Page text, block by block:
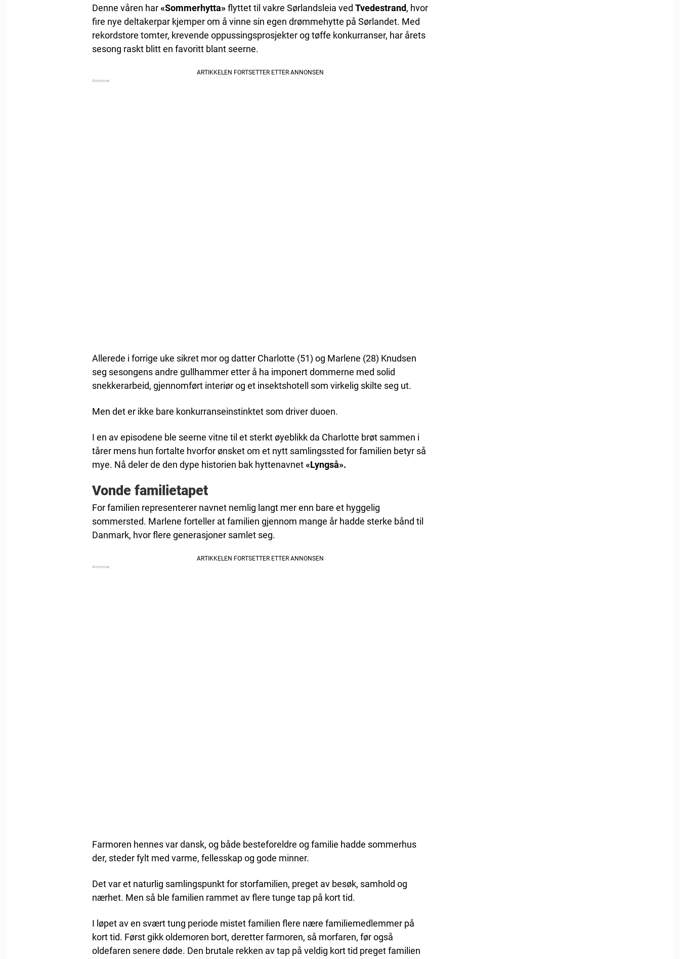
Denne våren har«Sommerhytta»flyttet til vakre Sørlandsleia ved Tvedestrand, hvor
fire nye deltakerpar kjemper om å vinne sin egen drømmehytte på Sørlandet. Med
rekordstore tomter, krevende oppussingsprosjekter og tøffe konkurranser, har årets
sesong raskt blitt en favoritt blant seerne.
Allerede i forrige uke sikret mor og datter Charlotte (51) og Marlene (28) Knudsen
seg sesongens andre gullhammer etter å ha imponert dommerne med solid
snekkerarbeid, gjennomført interiør og et insektshotell som virkelig skilte seg ut.
Men det er ikke bare konkurranseinstinktet som driver duoen.
I en av episodene ble seerne vitne til et sterkt øyeblikk da Charlotte brøt sammen i
tårer mens hun fortalte hvorfor ønsket om et nytt samlingssted for familien betyr så
mye. Nå deler de den dype historien bak hyttenavnet«Lyngså».
Vonde familietapet
For familien representerer navnet nemlig langt mer enn bare et hyggelig
sommersted. Marlene forteller at familien gjennom mange år hadde sterke bånd til
Danmark, hvor flere generasjoner samlet seg.
Farmoren hennes var dansk, og både besteforeldre og familie hadde sommerhus
der, steder fylt med varme, fellesskap og gode minner.
Det var et naturlig samlingspunkt for storfamilien, preget av besøk, samhold og
nærhet. Men så ble familien rammet av flere tunge tap på kort tid.
I løpet av en svært tung periode mistet familien flere nære familiemedlemmer på
kort tid. Først gikk oldemoren bort, deretter farmoren, så morfaren, før også
oldefaren senere døde. Den brutale rekken av tap på veldig kort tid preget familien